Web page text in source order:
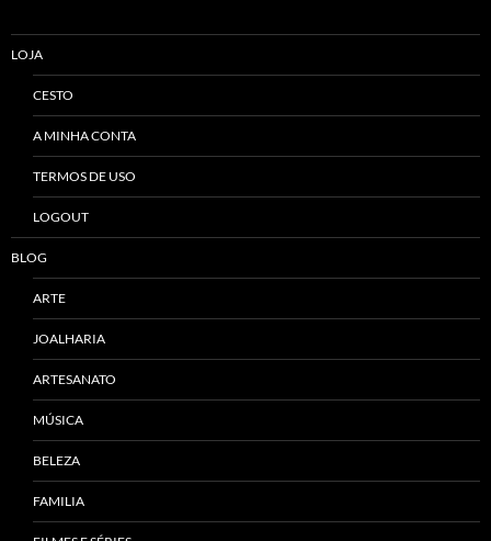
LOJA
CESTO
A MINHA CONTA
TERMOS DE USO
LOGOUT
BLOG
ARTE
JOALHARIA
ARTESANATO
MÚSICA
BELEZA
FAMILIA